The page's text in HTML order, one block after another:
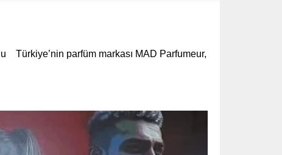
Türkiye’nin parfüm markası MAD Parfumeur,